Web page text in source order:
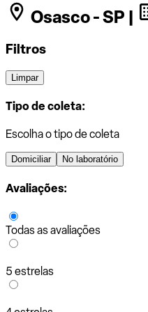
Osasco - SP |
Filtros
Limpar
Tipo de coleta:
Escolha o tipo de coleta
Domiciliar No laboratório
Avaliações:
Todas as avaliações
5 estrelas